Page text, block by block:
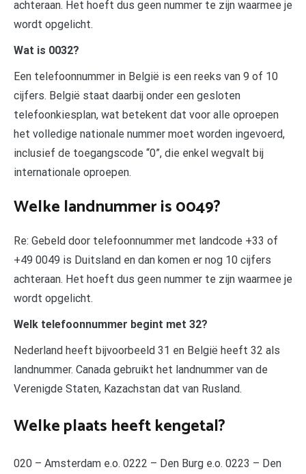
achteraan. Het hoeft dus geen nummer te zijn waarmee je
wordt opgelicht.
Wat is 0032?
Een telefoonnummer in België is een reeks van 9 of 10
cijfers. België staat daarbij onder een gesloten
telefoonkiesplan, wat betekent dat voor alle oproepen
het volledige nationale nummer moet worden ingevoerd,
inclusief de toegangscode “0”, die enkel wegvalt bij
internationale oproepen.
Welke landnummer is 0049?
Re: Gebeld door telefoonnummer met landcode +33 of
+49 0049 is Duitsland en dan komen er nog 10 cijfers
achteraan. Het hoeft dus geen nummer te zijn waarmee je
wordt opgelicht.
Welk telefoonnummer begint met 32?
Nederland heeft bijvoorbeeld 31 en België heeft 32 als
landnummer. Canada gebruikt het landnummer van de
Verenigde Staten, Kazachstan dat van Rusland.
Welke plaats heeft kengetal?
020 – Amsterdam e.o. 0222 – Den Burg e.o. 0223 – Den